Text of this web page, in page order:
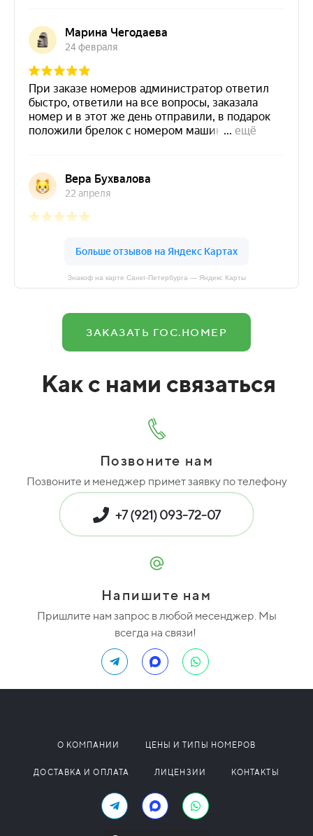
Знакоф на карте Санкт‑Петербурга — Яндекс Карты
ЗАКАЗАТЬ ГОС.НОМЕР
Как с нами связаться
Позвоните нам
Позвоните и менеджер примет заявку по телефону
+7 (921) 093-72-07
Напишите нам
Пришлите нам запрос в любой месенджер. Мы
всегда на связи!
О КОМПАНИИ ЦЕНЫ И ТИПЫ НОМЕРОВ
ДОСТАВКА И ОПЛАТА ЛИЦЕНЗИИ КОНТАКТЫ